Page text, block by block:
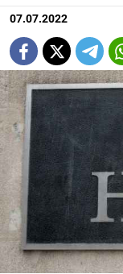
07.07.2022